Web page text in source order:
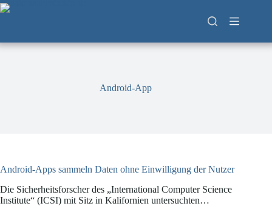
Zum
Inhalt
Android-App
Android-Apps sammeln Daten ohne Einwilligung der Nutzer
Die Sicherheitsforscher des „International Computer Science
Institute“ (ICSI) mit Sitz in Kalifornien untersuchten…